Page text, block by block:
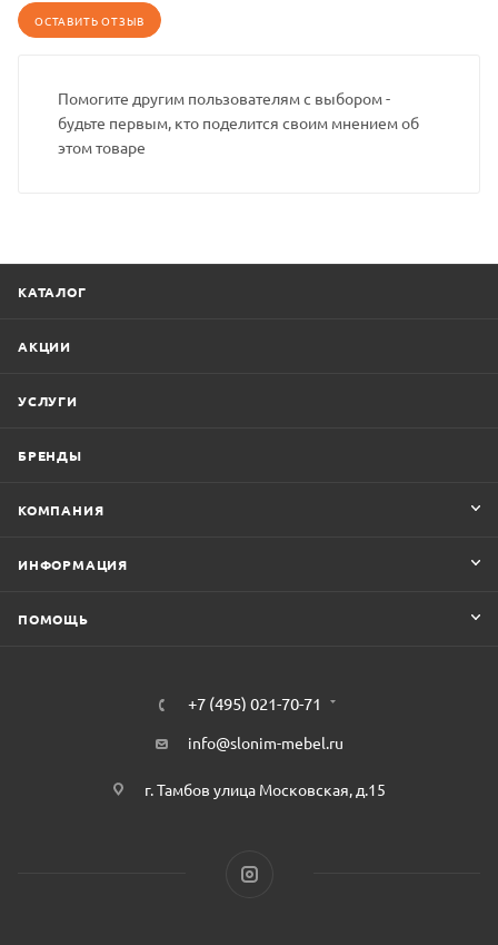
ОСТАВИТЬ ОТЗЫВ
Помогите другим пользователям с выбором -
будьте первым, кто поделится своим мнением об
этом товаре
КАТАЛОГ
АКЦИИ
УСЛУГИ
БРЕНДЫ
КОМПАНИЯ
ИНФОРМАЦИЯ
ПОМОЩЬ
+7 (495) 021-70-71
info@slonim-mebel.ru
г. Тамбов улица Московская, д.15